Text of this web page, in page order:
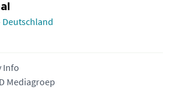
Info
Mediagroep